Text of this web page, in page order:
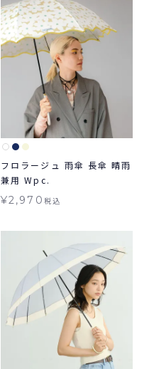
フロラージュ 雨傘 長傘 晴雨
兼用 Wpc.
¥2,970 税込